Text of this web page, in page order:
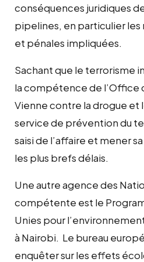
conséquences juridiques
pipelines, en particulier
et pénales impliquées.
Sachant que le terrorisme
la compétence de l’Office
Vienne contre la drogue et
service de prévention du
saisi de l’affaire et mener
les plus brefs délais.
Une autre agence des
compétente est le
Unies pour
à Nairobi. Le bureau
enquêter sur les effets